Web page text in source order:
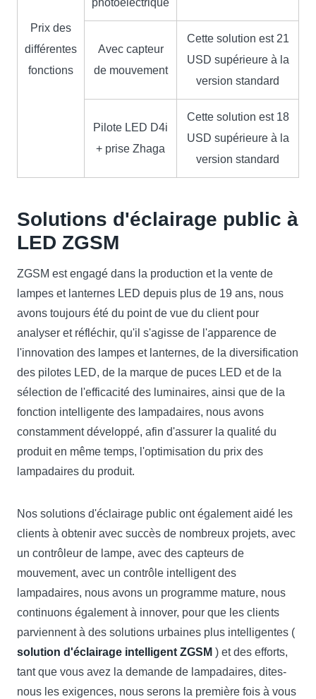
Prix ​​des
différentes
fonctions
photoélectrique
Avec capteur
de mouvement
Cette solution est 21
USD supérieure à la
version standard
Pilote LED D4i
+ prise Zhaga
Cette solution est 18
USD supérieure à la
version standard
Solutions d'éclairage public à
LED ZGSM
ZGSM est engagé dans la production et la vente de
lampes et lanternes LED depuis plus de 19 ans, nous
avons toujours été du point de vue du client pour
analyser et réfléchir, qu'il s'agisse de l'apparence de
l'innovation des lampes et lanternes, de la diversification
des pilotes LED, de la marque de puces LED et de la
sélection de l'efficacité des luminaires, ainsi que de la
fonction intelligente des lampadaires, nous avons
constamment développé, afin d'assurer la qualité du
produit en même temps, l'optimisation du prix des
lampadaires du produit.
Nos solutions d'éclairage public ont également aidé les
clients à obtenir avec succès de nombreux projets, avec
un contrôleur de lampe, avec des capteurs de
mouvement, avec un contrôle intelligent des
lampadaires, nous avons un programme mature, nous
continuons également à innover, pour que les clients
parviennent à des solutions urbaines plus intelligentes (
solution d'éclairage intelligent ZGSM ) et des efforts,
tant que vous avez la demande de lampadaires, dites-
nous les exigences, nous serons la première fois à vous